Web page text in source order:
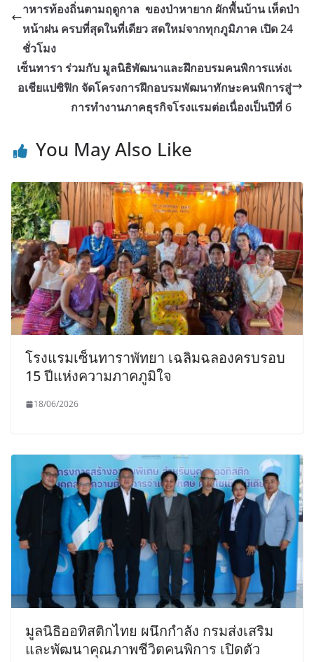
าหารท้องถิ่นตามฤดูกาล ของป่าหายาก ผักพื้นบ้าน เห็ดป่า
หน้าฝน ครบที่สุดในที่เดียว สดใหม่จากทุกภูมิภาค เปิด 24
ชั่วโมง
เซ็นทารา ร่วมกับ มูลนิธิพัฒนาและฝึกอบรมคนพิการแห่งเ
อเชียแปซิฟิก จัดโครงการฝึกอบรมพัฒนาทักษะคนพิการสู่
การทำงานภาคธุรกิจโรงแรมต่อเนื่องเป็นปีที่ 6
You May Also Like
โรงแรมเซ็นทาราพัทยา เฉลิมฉลองครบรอบ
15 ปีแห่งความภาคภูมิใจ
18/06/2026
มูลนิธิออทิสติกไทย ผนึกกำลัง กรมส่งเสริม
และพัฒนาคุณภาพชีวิตคนพิการ เปิดตัว